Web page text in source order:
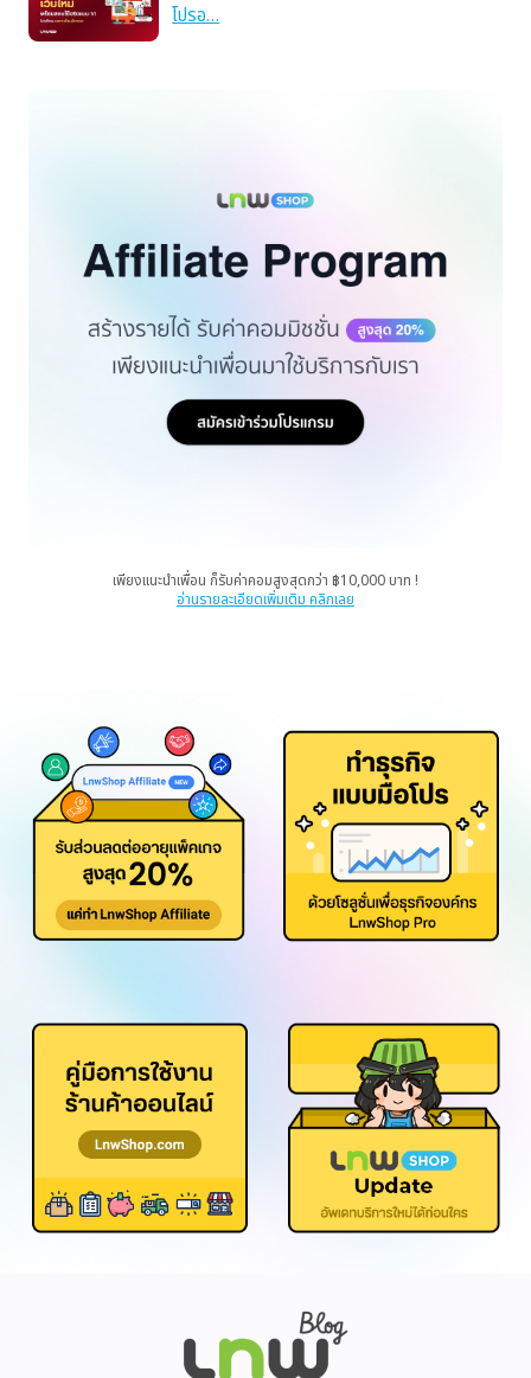
โปรอ…
เพียงแนะนำเพื่อน ก็รับค่าคอมสูงสุดกว่า ฿10,000 บาท !
อ่านรายละเอียดเพิ่มเติม คลิกเลย